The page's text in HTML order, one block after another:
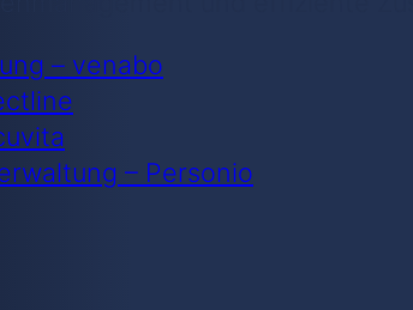
– venabo
– Personio